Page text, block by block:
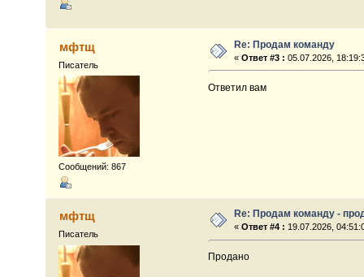
мфтщ
Писатель
Сообщений: 867
Re: Продам команду
«Ответ #3 : 05.07.2026,
Ответил вам
мфтщ
Писатель
Re: Продам команду -
«Ответ #4 : 19.07.2026,
Продано